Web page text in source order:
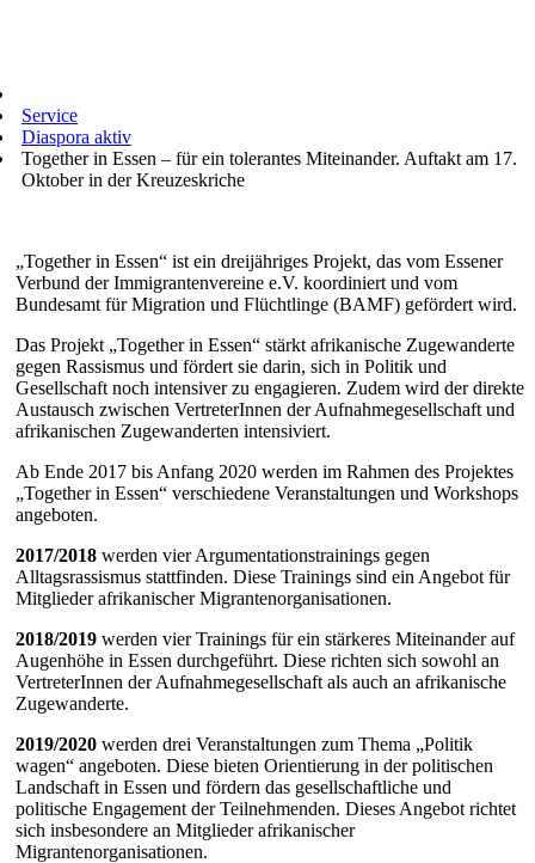
Service
Diaspora aktiv
Together in Essen – für ein tolerantes Miteinander. Auftakt am 17.
Oktober in der Kreuzeskriche
„Together in Essen“ ist ein dreijähriges Projekt, das vom Essener
Verbund der Immigrantenvereine e.V. koordiniert und vom
Bundesamt für Migration und Flüchtlinge (BAMF) gefördert wird.
Das Projekt „Together in Essen“ stärkt afrikanische Zugewanderte
gegen Rassismus und fördert sie darin, sich in Politik und
Gesellschaft noch intensiver zu engagieren. Zudem wird der direkte
Austausch zwischen VertreterInnen der Aufnahmegesellschaft und
afrikanischen Zugewanderten intensiviert.
Ab Ende 2017 bis Anfang 2020 werden im Rahmen des Projektes
„Together in Essen“ verschiedene Veranstaltungen und Workshops
angeboten.
2017/2018 werden vier Argumentationstrainings gegen
Alltagsrassismus stattfinden. Diese Trainings sind ein Angebot für
Mitglieder afrikanischer Migrantenorganisationen.
2018/2019 werden vier Trainings für ein stärkeres Miteinander auf
Augenhöhe in Essen durchgeführt. Diese richten sich sowohl an
VertreterInnen der Aufnahmegesellschaft als auch an afrikanische
Zugewanderte.
2019/2020 werden drei Veranstaltungen zum Thema „Politik
wagen“ angeboten. Diese bieten Orientierung in der politischen
Landschaft in Essen und fördern das gesellschaftliche und
politische Engagement der Teilnehmenden. Dieses Angebot richtet
sich insbesondere an Mitglieder afrikanischer
Migrantenorganisationen.